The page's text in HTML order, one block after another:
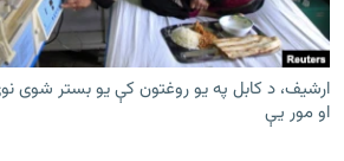
ارشیف، د کابل په یو روغتون کې یو بستر شوی
او مور یې